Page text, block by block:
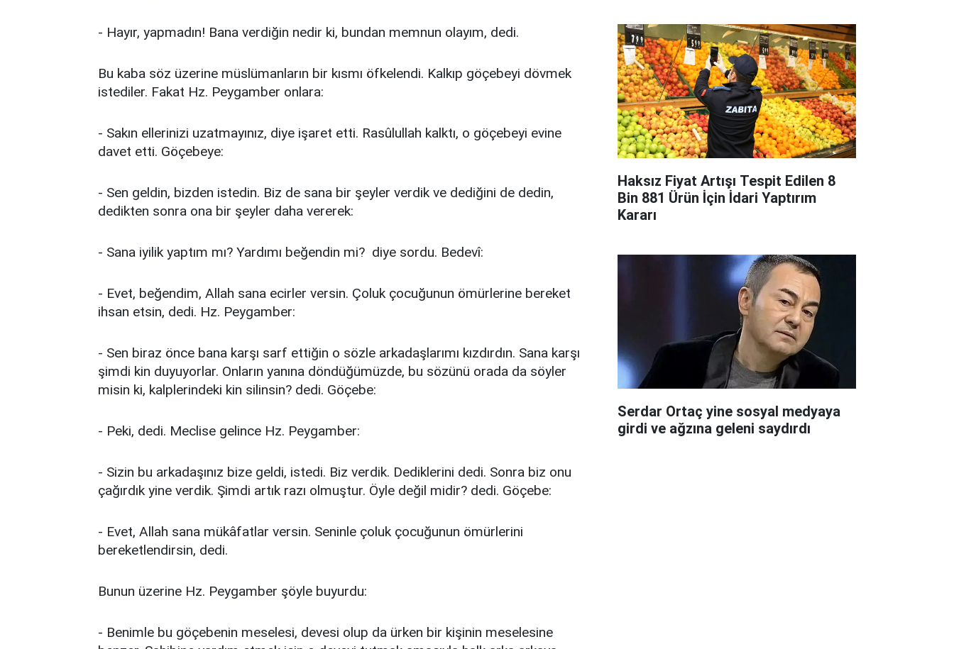
- Hayır, yapmadın! Bana verdiğin nedir ki, bundan memnun olayım, dedi.
Bu kaba söz üzerine müslümanların bir kısmı öfkelendi. Kalkıp göçebeyi dövmek
istediler. Fakat Hz. Peygamber onlara:
- Sakın ellerinizi uzatmayınız, diye işaret etti. Rasûlullah kalktı, o göçebeyi evine
davet etti. Göçebeye:
- Sen geldin, bizden istedin. Biz de sana bir şeyler verdik ve dediğini de dedin,
dedikten sonra ona bir şeyler daha vererek:
- Sana iyilik yaptım mı? Yardımı beğendin mi? diye sordu. Bedevî:
- Evet, beğendim, Allah sana ecirler versin. Çoluk çocuğunun ömürlerine bereket
ihsan etsin, dedi. Hz. Peygamber:
- Sen biraz önce bana karşı sarf ettiğin o sözle arkadaşlarımı kızdırdın. Sana karşı
şimdi kin duyuyorlar. Onların yanına döndüğümüzde, bu sözünü orada da söyler
misin ki, kalplerindeki kin silinsin? dedi. Göçebe:
- Peki, dedi. Meclise gelince Hz. Peygamber:
- Sizin bu arkadaşınız bize geldi, istedi. Biz verdik. Dediklerini dedi. Sonra biz onu
çağırdık yine verdik. Şimdi artık razı olmuştur. Öyle değil midir? dedi. Göçebe:
- Evet, Allah sana mükâfatlar versin. Seninle çoluk çocuğunun ömürlerini
bereketlendirsin, dedi.
Bunun üzerine Hz. Peygamber şöyle buyurdu:
- Benimle bu göçebenin meselesi, devesi olup da ürken bir kişinin meselesine
Haksız Fiyat Artışı Tespit Edilen 8
Bin 881 Ürün İçin İdari Yaptırım
Kararı
Serdar Ortaç yine sosyal medyaya
girdi ve ağzına geleni saydırdı